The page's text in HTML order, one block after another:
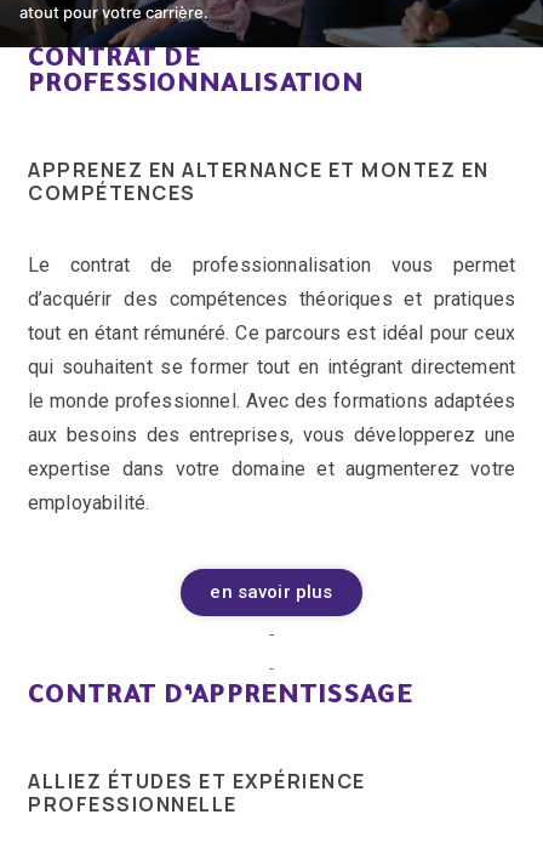
atout pour votre carrière.
CONTRAT DE
PROFESSIONNALISATION
APPRENEZ EN ALTERNANCE ET MONTEZ EN
COMPÉTENCES
Le contrat de professionnalisation vous permet
d’acquérir des compétences théoriques et pratiques
tout en étant rémunéré. Ce parcours est idéal pour ceux
qui souhaitent se former tout en intégrant directement
le monde professionnel. Avec des formations adaptées
aux besoins des entreprises, vous développerez une
expertise dans votre domaine et augmenterez votre
employabilité.
en savoir plus
CONTRAT D’APPRENTISSAGE
ALLIEZ ÉTUDES ET EXPÉRIENCE
PROFESSIONNELLE